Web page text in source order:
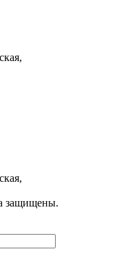
защищены.